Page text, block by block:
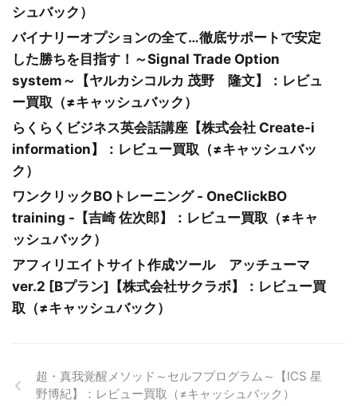
シュバック）
バイナリーオプションの全て…徹底サポートで安定
した勝ちを目指す！～Signal Trade Option
system～【ヤルカシコルカ 茂野 隆文】：レビュ
ー買取（≠キャッシュバック）
らくらくビジネス英会話講座【株式会社 Create-i
information】：レビュー買取（≠キャッシュバッ
ク）
ワンクリックBOトレーニング - OneClickBO
training -【吉崎 佐次郎】：レビュー買取（≠キャ
ッシュバック）
アフィリエイトサイト作成ツール アッチューマ
ver.2 [Bプラン]【株式会社サクラボ】：レビュー買
取（≠キャッシュバック）
超・真我覚醒メソッド～セルフプログラム～【ICS 星
野博紀】：レビュー買取（≠キャッシュバック）